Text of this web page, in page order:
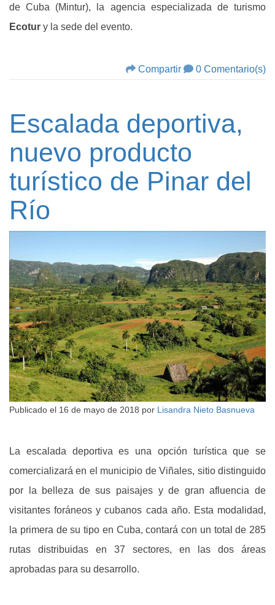
de Cuba (Mintur), la agencia especializada de turismo
Ecotur y la sede del evento.
Compartir 0 Comentario(s)
Escalada deportiva,
nuevo producto
turístico de Pinar del
Río
Publicado el 16 de mayo de 2018 por Lisandra Nieto Basnueva
La escalada deportiva es una opción turística que se
comercializará en el municipio de Viñales, sitio distinguido
por la belleza de sus paisajes y de gran afluencia de
visitantes foráneos y cubanos cada año. Esta modalidad,
la primera de su tipo en Cuba, contará con un total de 285
rutas distribuidas en 37 sectores, en las dos áreas
aprobadas para su desarrollo.